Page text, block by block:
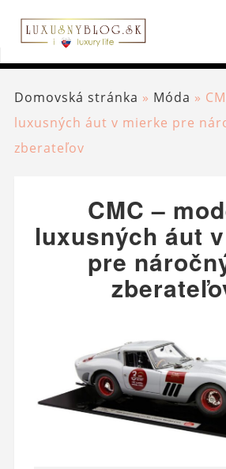
Domovská stránka » Móda »
luxusných áut v mierke pre
zberateľov
CMC –
luxusných áut
pre